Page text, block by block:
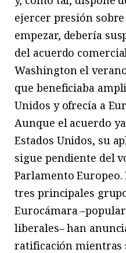
ejercer presión
empezar, debería
del acuerdo
Washington el
que beneficiaba
Unidos y ofrecía a
Aunque el acuerdo
Estados Unidos, su
sigue pendiente del
Parlamento
tres principales
Eurocámara
liberales– han
ratificación mientras